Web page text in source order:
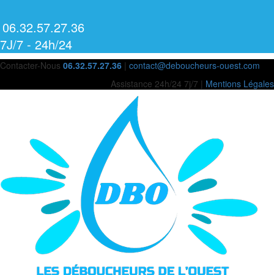
06.32.57.27.36
7J/7 - 24h/24
Contacter-Nous 06.32.57.27.36 | contact@deboucheurs-ouest.com
Assistance 24h/24 7j/7 | Mentions Légales